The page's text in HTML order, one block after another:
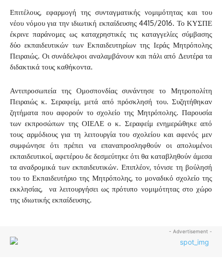
Επιτέλους, εφαρμογή της συνταγματικής νομιμότητας και του
νέου νόμου για την ιδιωτική εκπαίδευσης 4415/2016. Το ΚΥΣΠΕ
έκρινε παράνομες ως καταχρηστικές τις καταγγελίες σύμβασης
δύο εκπαιδευτικών των Εκπαιδευτηρίων της Ιεράς Μητρόπολης
Πειραιώς. Οι συνάδελφοι αναλαμβάνουν και πάλι από Δευτέρα τα
διδακτικά τους καθήκοντα.
Αντιπροσωπεία της Ομοσπονδίας συνάντησε το Μητροπολίτη
Πειραιώς κ. Σεραφείμ, μετά από πρόσκλησή του. Συζητήθηκαν
ζητήματα που αφορούν το σχολείο της Μητρόπολης. Παρουσία
των εκπροσώπων της ΟΙΕΛΕ ο κ. Σεραφείμ ενημερώθηκε από
τους αρμόδιους για τη λειτουργία του σχολείου και αφενός μεν
συμφώνησε ότι πρέπει να επαναπροσληφθούν οι απολυμένοι
εκπαιδευτικοί, αφετέρου δε δεσμεύτηκε ότι θα καταβληθούν άμεσα
τα αναδρομικά των εκπαιδευτικών. Επιπλέον, τόνισε τη βούλησή
του το Εκπαιδευτήριο της Μητρόπολης, το μοναδικό σχολείο της
εκκλησίας, να λειτουργήσει ως πρότυπο νομιμότητας στο χώρο
της ιδιωτικής εκπαίδευσης.
- Advertisement -